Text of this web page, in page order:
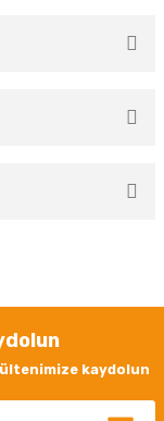
kaydolun